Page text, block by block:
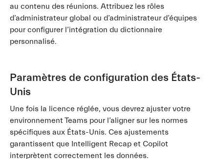
au contenu des réunions. Attribuez les rôles
d’administrateur global ou d’administrateur d’équipes
pour configurer l’intégration du dictionnaire
personnalisé.
Paramètres de configuration des États-
Unis
Une fois la licence réglée, vous devrez ajuster votre
environnement Teams pour l’aligner sur les normes
spécifiques aux États-Unis. Ces ajustements
garantissent que Intelligent Recap et Copilot
interprètent correctement les données.